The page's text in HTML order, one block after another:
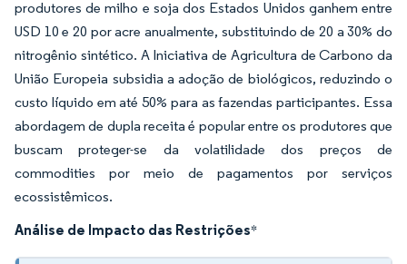
produtores de milho e soja dos Estados Unidos ganhem entre
USD 10 e 20 por acre anualmente, substituindo de 20 a 30% do
nitrogênio sintético. A Iniciativa de Agricultura de Carbono da
União Europeia subsidia a adoção de biológicos, reduzindo o
custo líquido em até 50% para as fazendas participantes. Essa
abordagem de dupla receita é popular entre os produtores que
buscam proteger-se da volatilidade dos preços de
commodities por meio de pagamentos por serviços
ecossistêmicos.
Análise de Impacto das Restrições*